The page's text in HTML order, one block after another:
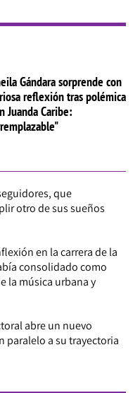
Gándara sorprende con
reflexión tras polémica
Juanda Caribe:
que
otro de sus sueños
en la carrera de la
consolidado como
la música urbana y
abre un nuevo
paralelo a su trayectoria